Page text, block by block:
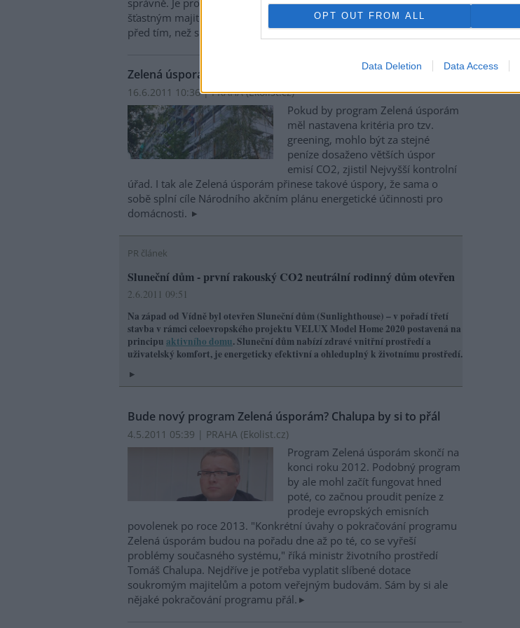
OPT OUT FROM ALL
Data Deletion Data Access
správně. Je proto dobré projít si základní doporučení, jak se stát
šťastným majitelem dobře zatepleného panelákového bytu, ještě
před tím, než si předseda bytového družstva plácne s řemeslníky.
Zelená úsporám mohla přinést větší úspory emisí, zjistil NKÚ
16.6.2011 10:36 | PRAHA (Ekolist.cz)
Pokud by program Zelená úsporám
měl nastavena kritéria pro tzv.
greening, mohlo být za stejné
peníze dosaženo větších úspor
emisí CO2, zjistil Nejvyšší kontrolní
úřad. I tak ale Zelená úsporám přinese takové úspory, že sama o
sobě splní cíle Národního akčním plánu energetické účinnosti pro
domácnosti.
PR článek
Sluneční dům - první rakouský CO2 neutrální rodinný dům otevřen
2.6.2011 09:51
Na západ od Vídně byl otevřen Sluneční dům (Sunlighthouse) – v pořadí třetí
stavba v rámci celoevropského projektu VELUX Model Home 2020 postavená na
principu aktivního domu. Sluneční dům nabízí zdravé vnitřní prostředí a
uživatelský komfort, je energeticky efektivní a ohleduplný k životnímu prostředí.
Bude nový program Zelená úsporám? Chalupa by si to přál
4.5.2011 05:39 | PRAHA (Ekolist.cz)
Program Zelená úsporám skončí na
konci roku 2012. Podobný program
by ale mohl začít fungovat hned
poté, co začnou proudit peníze z
prodeje evropských emisních
povolenek po roce 2013. "Konkrétní úvahy o pokračování programu
Zelená úsporám budou na pořadu dne až po té, co se vyřeší
problémy současného systému," říká ministr životního prostředí
Tomáš Chalupa. Nejdříve je potřeba vyplatit slíbené dotace
soukromým majitelům a potom veřejným budovám. Sám by si ale
nějaké pokračování programu přál.